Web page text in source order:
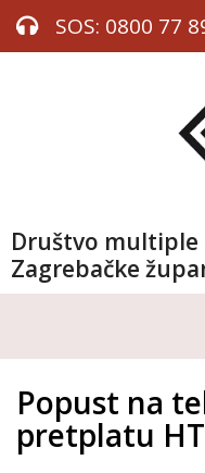
SOS: 0800 77
Društvo multiple
Zagrebačke
Popust na
pretplatu HT